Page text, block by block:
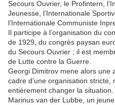
Secours Ouvrier, le Profintern,
Jeunesse, l’Internationale
l’Internationale Communiste
Il participe à l’organisation du
de 1929, du congrès paysan
du Secours Ouvrier ; il est
de Lutte contre la Guerre.
Georgi Dimitrov mene alors une
cadre d’une organisation stricte,
entièrement changer la situation.
Marinus van der Lubbe, un